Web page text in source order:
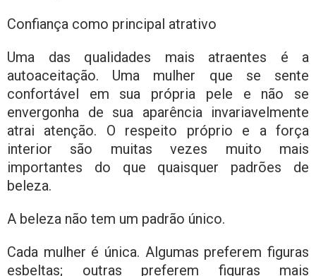
Confiança como principal atrativo
Uma das qualidades mais atraentes é a
autoaceitação. Uma mulher que se sente
confortável em sua própria pele e não se
envergonha de sua aparência invariavelmente
atrai atenção. O respeito próprio e a força
interior são muitas vezes muito mais
importantes do que quaisquer padrões de
beleza.
A beleza não tem um padrão único.
Cada mulher é única. Algumas preferem figuras
esbeltas; outras preferem figuras mais